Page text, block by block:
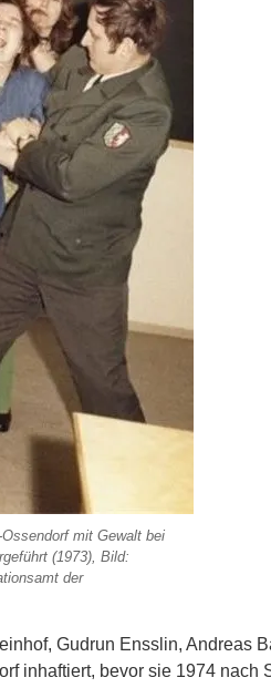
mit Gewalt bei
(1973), Bild:
der
Gudrun Ensslin, Andreas
inhaftiert, bevor sie 1974 nach